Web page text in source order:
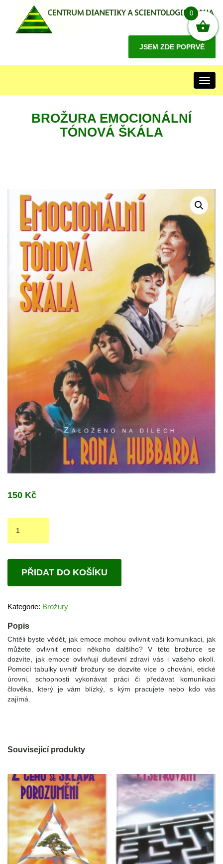
JSEM ZDE POPRVÉ
BROŽURA EMOCIONÁLNÍ
TÓNOVÁ ŠKÁLA
150 Kč
tónová
škála
PŘIDAT DO KOŠÍKU
Kategorie: Brožury
Popis
Chtěli byste vědět, jak emoce mohou ovlivnit vaši komunikaci, jak
můžete ovlivnit emoci někoho dalšího? V této brožurce se
dozvíte, jak emoce ovlivňují duševní zdraví vás i vašeho okolí.
Pomocí tabulky uvnitř brožury se dozvíte více o chování, etické
úrovni, schopnosti vykonávat práci či předávat komunikaci
člověka, který je vám blízký, s kým pracujete nebo kdo vás
zajímá.
Související produkty
0